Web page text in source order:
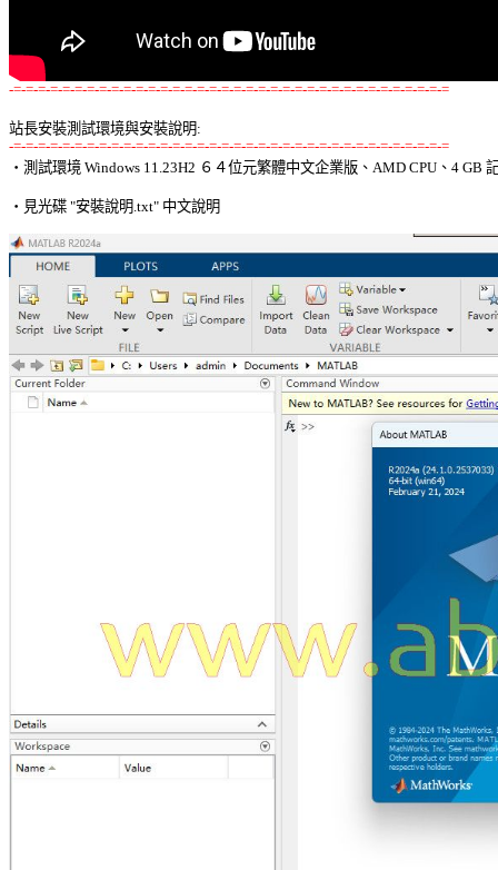
-=-=-=-=-=-=-=-=-=-=-=-=-=-=-=-=-=-=-=-=-=-=-=-=-=-=-=-=-=-=-=-=-=-=-=-=
站長安裝測試環境與安裝說明:
-=-=-=-=-=-=-=-=-=-=-=-=-=-=-=-=-=-=-=-=-=-=-=-=-=-=-=-=-=-=-=-=-=-=-=-=
‧測試環境 Windows 11.23H2 ６４位元繁體中文企業版、AMD CPU、4 GB
‧見光碟 "安裝說明.txt" 中文說明